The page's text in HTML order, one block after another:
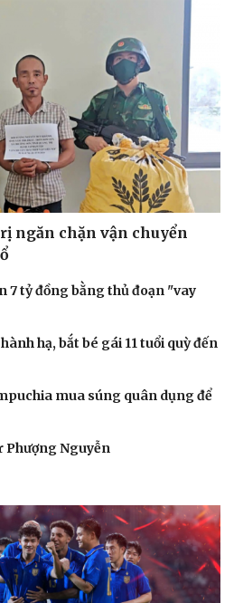
Podcast
Đọc truyện đêm khuya
Hạt giống tâm hồn
ngăn chặn vận chuyển
7 tỷ đồng bằng thủ đoạn "vay
hạ, bắt bé gái 11 tuổi quỳ đến
mua súng quân dụng để
Nguyễn